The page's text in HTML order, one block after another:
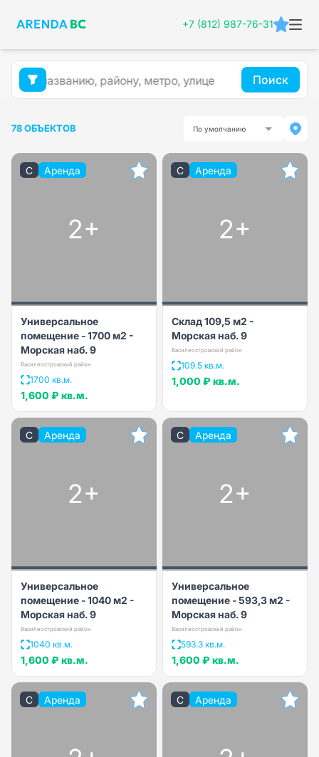
+7 (812) 987-76-31
Поиск
78 ОБЪЕКТОВ По умолчанию
C Аренда
2+
Универсальное
помещение - 1700 м2 -
Морская наб. 9
Василеостровский район
1700 кв.м.
1,600 ₽ кв.м.
C Аренда
2+
Склад 109,5 м2 -
Морская наб. 9
Василеостровский район
109.5 кв.м.
1,000 ₽ кв.м.
C Аренда
2+
Универсальное
помещение - 1040 м2 -
Морская наб. 9
Василеостровский район
1040 кв.м.
1,600 ₽ кв.м.
C Аренда
2+
Универсальное
помещение - 593,3 м2 -
Морская наб. 9
Василеостровский район
593.3 кв.м.
1,600 ₽ кв.м.
C Аренда C Аренда